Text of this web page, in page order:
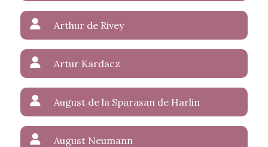
Arthur de Rivey
Artur Kardacz
August de la Sparasan de Harlin
August Neumann